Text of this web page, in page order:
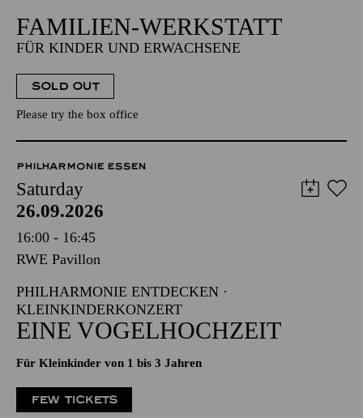
FAMILIEN-WERKSTATT
FÜR KINDER UND ERWACHSENE
SOLD OUT
Please try the box office
PHILHARMONIE ESSEN
Saturday
26.09.2026
16:00 - 16:45
RWE Pavillon
PHILHARMONIE ENTDECKEN ·
KLEINKINDERKONZERT
EINE VOGELHOCHZEIT
Für Kleinkinder von 1 bis 3 Jahren
FEW TICKETS